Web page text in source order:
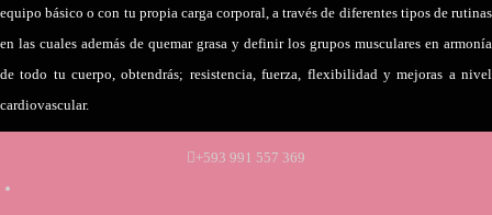
equipo básico o con tu propia carga corporal, a través de diferentes tipos de rutinas
en las cuales además de quemar grasa y definir los grupos musculares en armonía
de todo tu cuerpo, obtendrás; resistencia, fuerza, flexibilidad y mejoras a nivel
cardiovascular.
+593 991 557 369